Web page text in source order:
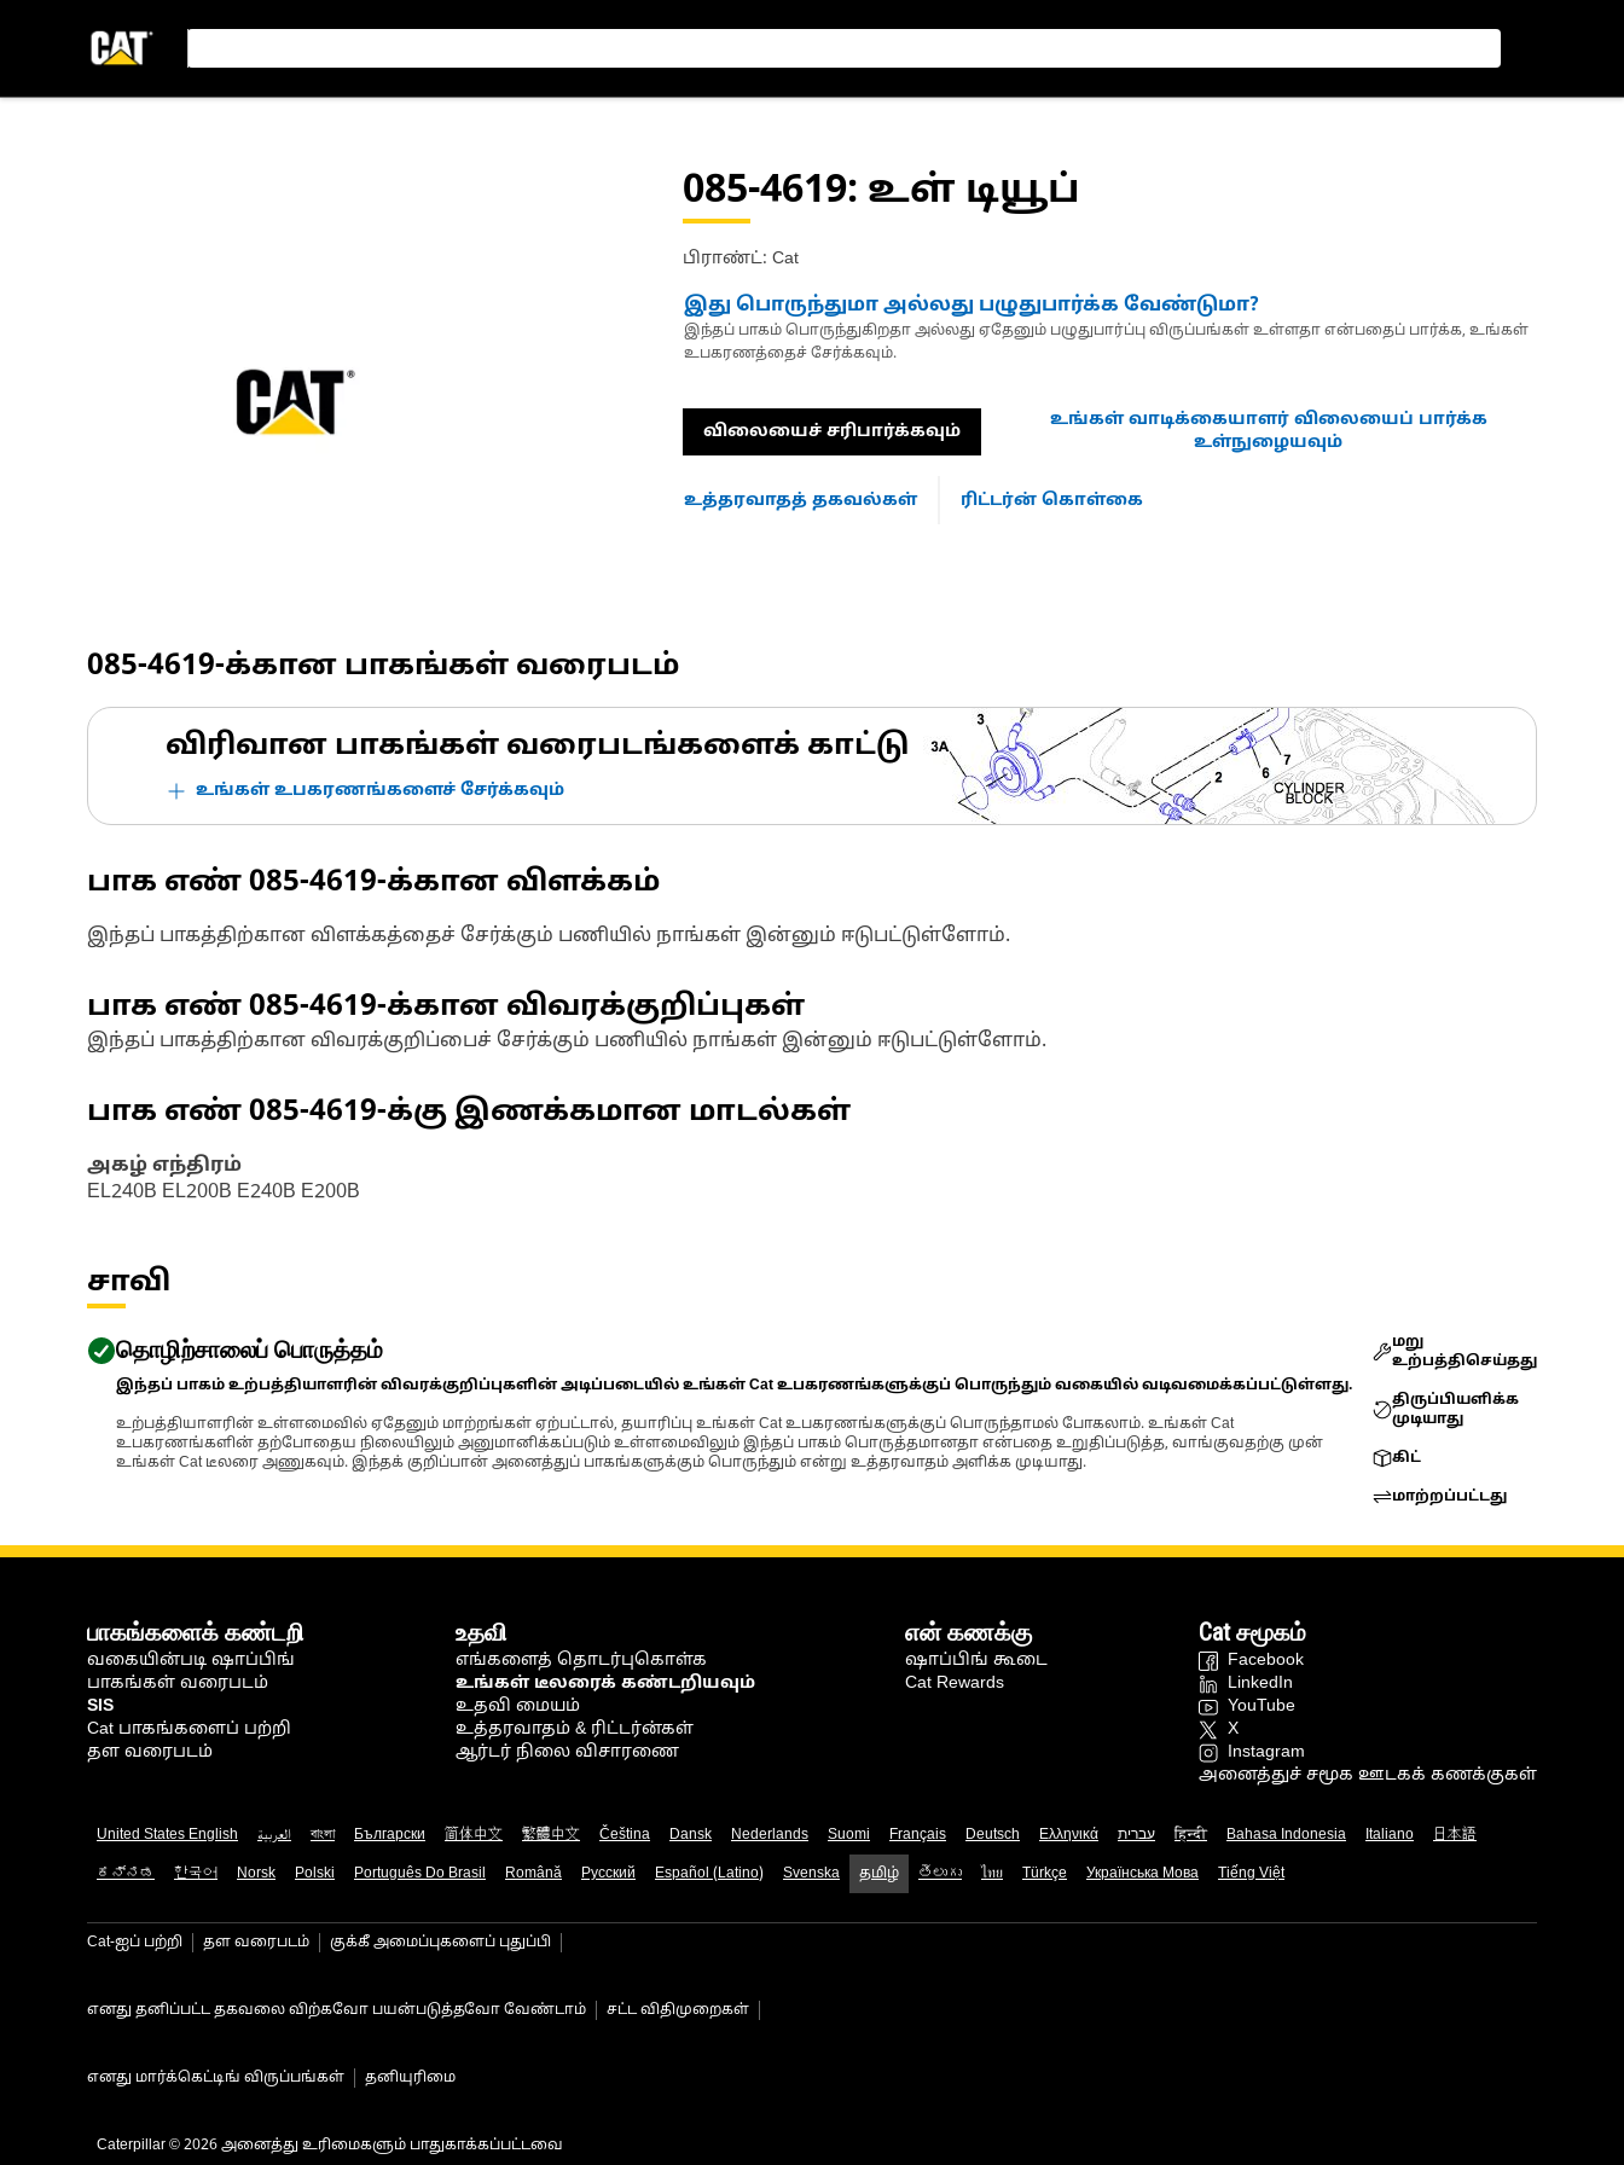
085-4619: உள் டியூப்
பிராண்ட்: Cat
இது பொருந்துமா அல்லது பழுதுபார்க்க வேண்டுமா?
இந்தப் பாகம் பொருந்துகிறதா அல்லது ஏதேனும் பழுதுபார்ப்பு விருப்பங்கள் உள்ளதா என்பதைப் பார்க்க, உங்கள்
உபகரணத்தைச் சேர்க்கவும்.
விலையைச் சரிபார்க்கவும்
உங்கள் வாடிக்கையாளர் விலையைப் பார்க்க
உள்நுழையவும்
உத்தரவாதத் தகவல்கள் ரிட்டர்ன் கொள்கை
085-4619-க்கான பாகங்கள் வரைபடம்
விரிவான பாகங்கள் வரைபடங்களைக் காட்டு
உங்கள் உபகரணங்களைச் சேர்க்கவும்
பாக எண் 085-4619-க்கான விளக்கம்
இந்தப் பாகத்திற்கான விளக்கத்தைச் சேர்க்கும் பணியில் நாங்கள் இன்னும் ஈடுபட்டுள்ளோம்.
பாக எண் 085-4619-க்கான விவரக்குறிப்புகள்
இந்தப் பாகத்திற்கான விவரக்குறிப்பைச் சேர்க்கும் பணியில் நாங்கள் இன்னும் ஈடுபட்டுள்ளோம்.
பாக எண் 085-4619-க்கு இணக்கமான மாடல்கள்
அகழ் எந்திரம்
EL240B EL200B E240B E200B
சாவி
தொழிற்சாலைப் பொருத்தம்
இந்தப் பாகம் உற்பத்தியாளரின் விவரக்குறிப்புகளின் அடிப்படையில் உங்கள் Cat உபகரணங்களுக்குப் பொருந்தும் வகையில் வடிவமைக்கப்பட்டுள்ளது.
உற்பத்தியாளரின் உள்ளமைவில் ஏதேனும் மாற்றங்கள் ஏற்பட்டால், தயாரிப்பு உங்கள் Cat உபகரணங்களுக்குப் பொருந்தாமல் போகலாம். உங்கள் Cat
உபகரணங்களின் தற்போதைய நிலையிலும் அனுமானிக்கப்படும் உள்ளமைவிலும் இந்தப் பாகம் பொருத்தமானதா என்பதை உறுதிப்படுத்த, வாங்குவதற்கு முன்
உங்கள் Cat டீலரை அணுகவும். இந்தக் குறிப்பான் அனைத்துப் பாகங்களுக்கும் பொருந்தும் என்று உத்தரவாதம் அளிக்க முடியாது.
மறு
உற்பத்திசெய்தது
திருப்பியளிக்க
முடியாது
கிட்
மாற்றப்பட்டது
பாகங்களைக் கண்டறி
வகையின்படி ஷாப்பிங்
பாகங்கள் வரைபடம்
SIS
Cat பாகங்களைப் பற்றி
தள வரைபடம்
உதவி
எங்களைத் தொடர்புகொள்க
உங்கள் டீலரைக் கண்டறியவும்
உதவி மையம்
உத்தரவாதம் & ரிட்டர்ன்கள்
ஆர்டர் நிலை விசாரணை
என் கணக்கு
ஷாப்பிங் கூடை
Cat Rewards
Cat சமூகம்
Facebook
LinkedIn
YouTube
X
Instagram
அனைத்துச் சமூக ஊடகக் கணக்குகள்
United States English العربية বাংলা Български 简体中文 繁體中文 Čeština Dansk Nederlands Suomi Français Deutsch Ελληνικά עברית हिन्दी Bahasa Indonesia Italiano 日本語
ಕನ್ನಡ 한국어 Norsk Polski Português Do Brasil Română Русский Español (Latino) Svenska தமிழ் తెలుగు ไทย Türkçe Українська Мова Tiếng Việt
Cat-ஐப் பற்றி தள வரைபடம் குக்கீ அமைப்புகளைப் புதுப்பி
எனது தனிப்பட்ட தகவலை விற்கவோ பயன்படுத்தவோ வேண்டாம் சட்ட விதிமுறைகள்
எனது மார்க்கெட்டிங் விருப்பங்கள் தனியுரிமை
Caterpillar © 2026 அனைத்து உரிமைகளும் பாதுகாக்கப்பட்டவை